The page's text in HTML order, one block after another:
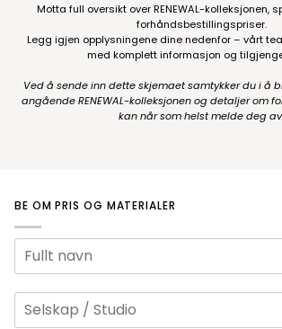
Motta full oversikt over RENEWAL-kolleksjonen,
forhåndsbestillingspriser.
Legg igjen opplysningene dine nedenfor – vårt
med komplett informasjon og
Ved å sende inn dette skjemaet samtykker du i å
angående RENEWAL-kolleksjonen og detaljer om
kan når som helst melde deg
BE OM PRIS OG MATERIALER